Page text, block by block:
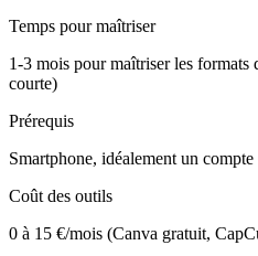
Temps pour maîtriser
1-3 mois pour maîtriser les formats
courte)
Prérequis
Smartphone, idéalement un compte
Coût des outils
0 à 15 €/mois (Canva gratuit,